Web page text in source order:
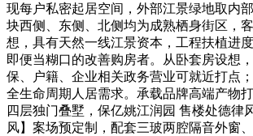
现每户私密起居空间，外部江景绿地取内
块西侧、东侧、北侧均为成熟栖身街区，
想，具有天然一线江景资本，工程扶植进
即便当糊口的改善购房者。从卧套房设想
保、户籍、企业相关政务营业可就近打点
全生命周期人居需求。承载品牌高端产物
四层独门叠墅，保亿姚江润园 售楼处德律
风】案场预定制，配套三玻两腔隔音外窗